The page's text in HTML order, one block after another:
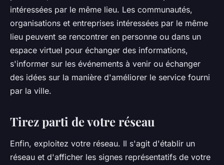
intéressées par le même lieu. Les communautés,
organisations et entreprises intéressées par le même
lieu peuvent se rencontrer en personne ou dans un
espace virtuel pour échanger des informations,
s'informer sur les événements à venir ou échanger
des idées sur la manière d'améliorer le service fourni
par la ville.
Tirez parti de votre réseau
Enfin, exploitez votre réseau. Il s'agit d'établir un
réseau et d'afficher les signes représentatifs de votre